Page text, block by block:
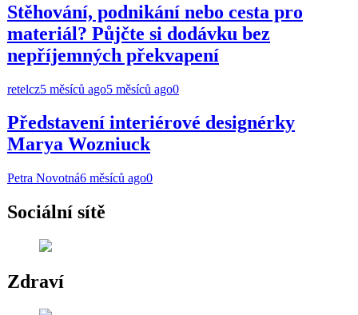
Stěhování, podnikání nebo cesta pro
materiál? Půjčte si dodávku bez
nepříjemných překvapení
retelcz5 měsíců ago5 měsíců ago0
Představení interiérové designérky
Marya Wozniuck
Petra Novotná6 měsíců ago0
Sociální sítě
Zdraví